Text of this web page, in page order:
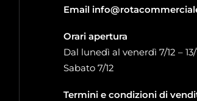
Email
Orari apertura
Dal lunedì al venerdì 7/12 – 13/
Sabato 7/12
Termini e condizioni di